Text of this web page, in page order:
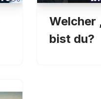
Welcher
bist du?